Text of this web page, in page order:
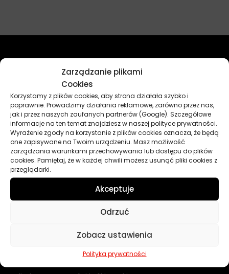
Zarządzanie plikami
Cookies
Korzystamy z plików cookies, aby strona działała szybko i
poprawnie. Prowadzimy działania reklamowe, zarówno przez nas,
jak i przez naszych zaufanych partnerów (Google). Szczegółowe
informacje na ten temat znajdziesz w naszej polityce prywatności.
Wyrażenie zgody na korzystanie z plików cookies oznacza, że będą
one zapisywane na Twoim urządzeniu. Masz możliwość
zarządzania warunkami przechowywania lub dostępu do plików
cookies. Pamiętaj, że w każdej chwili możesz usunąć pliki cookies z
przeglądarki.
Akceptuje
Odrzuć
Zobacz ustawienia
Polityka prywatności
Przydatne linki
Chemia
Kosmetyki
Akcesoria
Żarówki
Zapachy
Poradniki
Dobierz olej